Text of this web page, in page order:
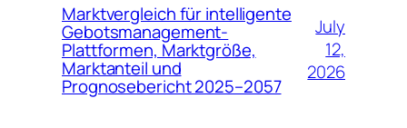
Marktvergleich für intelligente
Gebotsmanagement-
Plattformen, Marktgröße,
Marktanteil und
Prognosebericht 2025–2057
July
12,
2026